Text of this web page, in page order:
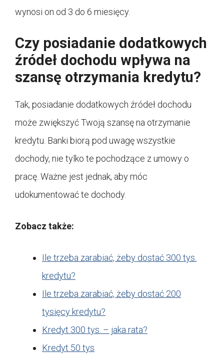
wynosi on od 3 do 6 miesięcy.
Czy posiadanie dodatkowych
źródeł dochodu wpływa na
szansę otrzymania kredytu?
Tak, posiadanie dodatkowych źródeł dochodu
może zwiększyć Twoją szansę na otrzymanie
kredytu. Banki biorą pod uwagę wszystkie
dochody, nie tylko te pochodzące z umowy o
pracę. Ważne jest jednak, aby móc
udokumentować te dochody.
Zobacz także:
Ile trzeba zarabiać, żeby dostać 300 tys.
kredytu?
Ile trzeba zarabiać, żeby dostać 200
tysięcy kredytu?
Kredyt 300 tys. – jaka rata?
Kredyt 50 tys